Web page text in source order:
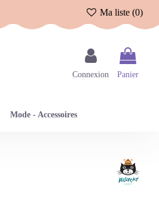
Ma liste (0)
Connexion Panier
Mode - Accessoires